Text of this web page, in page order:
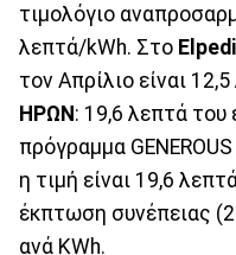
τιμολόγιο
λεπτά/kWh. Στο
τον Απρίλιο είναι
ΗΡΩΝ: 19,6 λεπτά
πρόγραμμα
η τιμή είναι 19,6
έκπτωση συνέπειας
ανά KWh.